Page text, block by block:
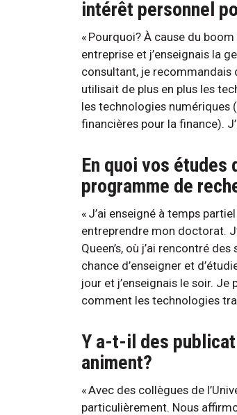
intérêt personnel
« Pourquoi? À cause du
entreprise et j’enseignais la
consultant, je recommandais
utilisait de plus en plus les
les technologies numériques
financières pour la finance).
En quoi vos
programme de
« J’ai enseigné à temps
entreprendre mon doctorat.
Queen’s, où j’ai rencontré
chance d’enseigner et
jour et j’enseignais le soir.
comment les technologies
Y a-t-il des
animent?
« Avec des collègues de
particulièrement. Nous